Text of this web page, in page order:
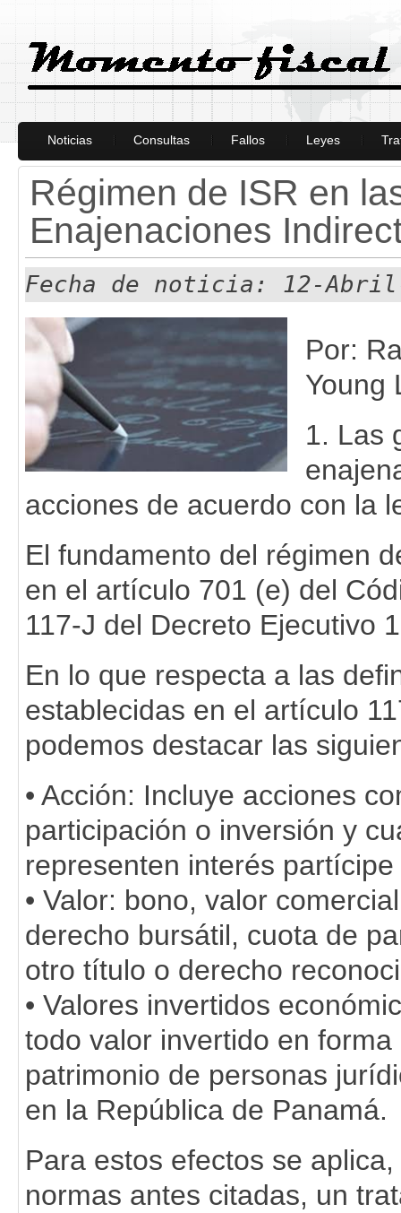
Noticias Consultas Fallos Leyes
Régimen de ISR en
Enajenaciones
Fecha de noticia: 12-
Por:
Young
1. Las
acciones de acuerdo con la
El fundamento del régimen
en el artículo 701 (e) del
117-J del Decreto Ejecutivo
En lo que respecta a las
establecidas en el artículo
podemos destacar las
• Acción: Incluye acciones
participación o inversión y
representen interés
• Valor: bono, valor
derecho bursátil, cuota de
otro título o derecho
• Valores invertidos
todo valor invertido en
patrimonio de personas
en la República de Panamá.
Para estos efectos se
normas antes citadas, un